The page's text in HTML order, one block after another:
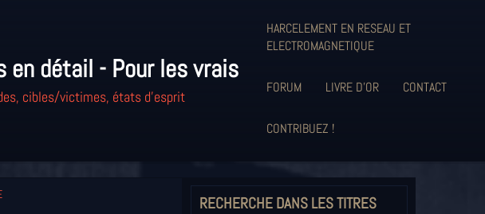
en détail - Pour les vrais
cibles/victimes, états d'esprit
HARCELEMENT EN RESEAU ET
ELECTROMAGNETIQUE
FORUM LIVRE D'OR CONTACT
CONTRIBUEZ !
RECHERCHE DANS LES TITRES